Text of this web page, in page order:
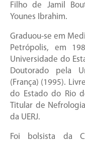
Filho de Jamil
Younes Ibrahim.
Graduou-se em
Petrópolis, em
Universidade do
Doutorado pela
(França) (1995).
do Estado do Rio
Titular de
da UERJ.
Foi bolsista da